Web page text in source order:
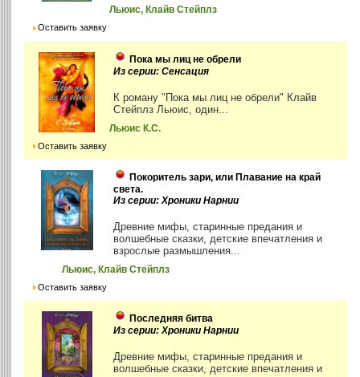
Льюис, Клайв Стейплз
Оставить заявку
Пока мы лиц не обрели
Из серии: Сенсация
К роману "Пока мы лиц не обрели" Клайв
Стейплз Льюис, один...
Льюис К.С.
Оставить заявку
Покоритель зари, или Плавание на край
света.
Из серии: Хроники Нарнии
Древние мифы, старинные предания и
волшебные сказки, детские впечатления и
взрослые размышления...
Льюис, Клайв Стейплз
Оставить заявку
Последняя битва
Из серии: Хроники Нарнии
Древние мифы, старинные предания и
волшебные сказки, детские впечатления и